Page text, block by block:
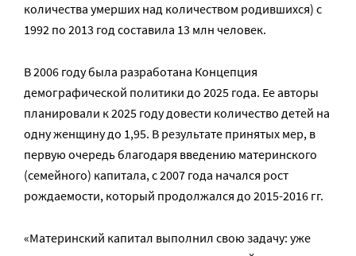
количества умерших над количеством родившихся) с
1992 по 2013 год составила 13 млн человек.
В 2006 году была разработана Концепция
демографической политики до 2025 года. Ее авторы
планировали к 2025 году довести количество детей на
одну женщину до 1,95. В результате принятых мер, в
первую очередь благодаря введению материнского
(семейного) капитала, с 2007 года начался рост
рождаемости, который продолжался до 2015-2016 гг.
«Материнский капитал выполнил свою задачу: уже